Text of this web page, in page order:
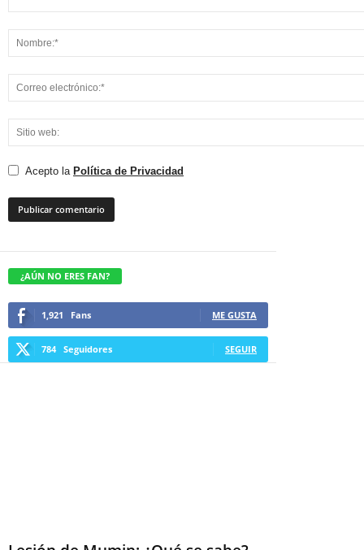
Acepto la Política de Privacidad
¿AÚN NO ERES FAN?
1,921 Fans ME GUSTA
784 Seguidores SEGUIR